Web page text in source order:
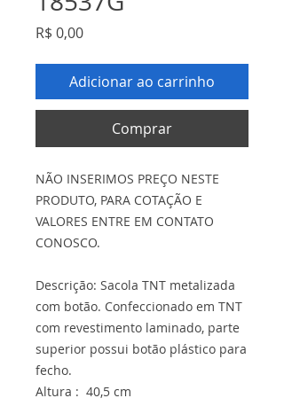
R$ 0,00Preço
Adicionar ao carrinho
Comprar
NÃO INSERIMOS PREÇO NESTE
PRODUTO, PARA COTAÇÃO E
VALORES ENTRE EM CONTATO
CONOSCO.
Descrição: Sacola TNT metalizada
com botão. Confeccionado em TNT
com revestimento laminado, parte
superior possui botão plástico para
fecho.
Altura : 40,5 cm